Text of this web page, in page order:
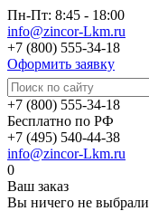
Пн-Пт: 8:45 - 18:00
info@zincor-Lkm.ru
+7 (800) 555-34-18
Оформить заявку
+7 (800) 555-34-18
Бесплатно по РФ
+7 (495) 540-44-38
info@zincor-Lkm.ru
0
Ваш заказ
Вы ничего не выбрали